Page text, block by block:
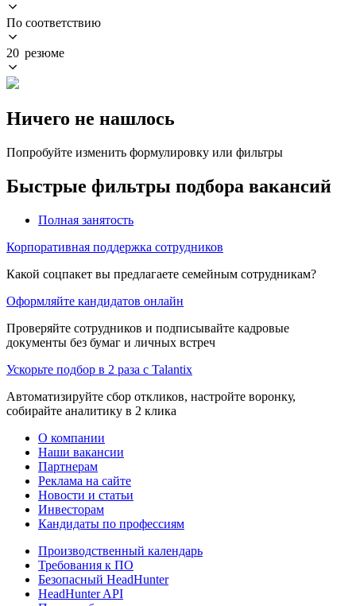
По соответствию
20 резюме
Ничего не нашлось
Попробуйте изменить формулировку или фильтры
Быстрые фильтры подбора вакансий
Полная занятость
Корпоративная поддержка сотрудников
Какой соцпакет вы предлагаете семейным сотрудникам?
Оформляйте кандидатов онлайн
Проверяйте сотрудников и подписывайте кадровые
документы без бумаг и личных встреч
Ускорьте подбор в 2 раза с Talantix
Автоматизируйте сбор откликов, настройте воронку,
собирайте аналитику в 2 клика
О компании
Наши вакансии
Партнерам
Реклама на сайте
Новости и статьи
Инвесторам
Кандидаты по профессиям
Производственный календарь
Требования к ПО
Безопасный HeadHunter
HeadHunter API